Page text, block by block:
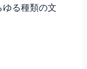
る種類の文